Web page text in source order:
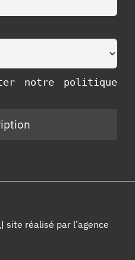
notre politique
site réalisé par l’agence